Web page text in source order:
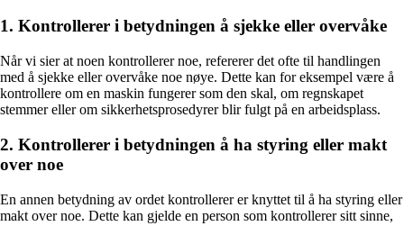
1. Kontrollerer i betydningen å sjekke eller overvåke
Når vi sier at noen kontrollerer noe, refererer det ofte til handlingen
med å sjekke eller overvåke noe nøye. Dette kan for eksempel være å
kontrollere om en maskin fungerer som den skal, om regnskapet
stemmer eller om sikkerhetsprosedyrer blir fulgt på en arbeidsplass.
2. Kontrollerer i betydningen å ha styring eller makt
over noe
En annen betydning av ordet kontrollerer er knyttet til å ha styring eller
makt over noe. Dette kan gjelde en person som kontrollerer sitt sinne,